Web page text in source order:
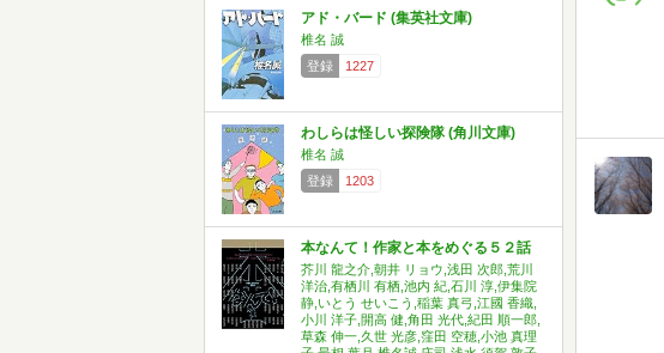
アド・バード (集英社文庫)
椎名 誠
登録
1227
わしらは怪しい探険隊 (角川文庫)
椎名 誠
登録
1203
本なんて！作家と本をめぐる５２話
芥川 龍之介,朝井 リョウ,浅田 次郎,荒川
洋治,有栖川 有栖,池内 紀,石川 淳,伊集院
静,いとう せいこう,稲葉 真弓,江國 香織,
小川 洋子,開高 健,角田 光代,紀田 順一郎,
草森 伸一,久世 光彦,窪田 空穂,小池 真理